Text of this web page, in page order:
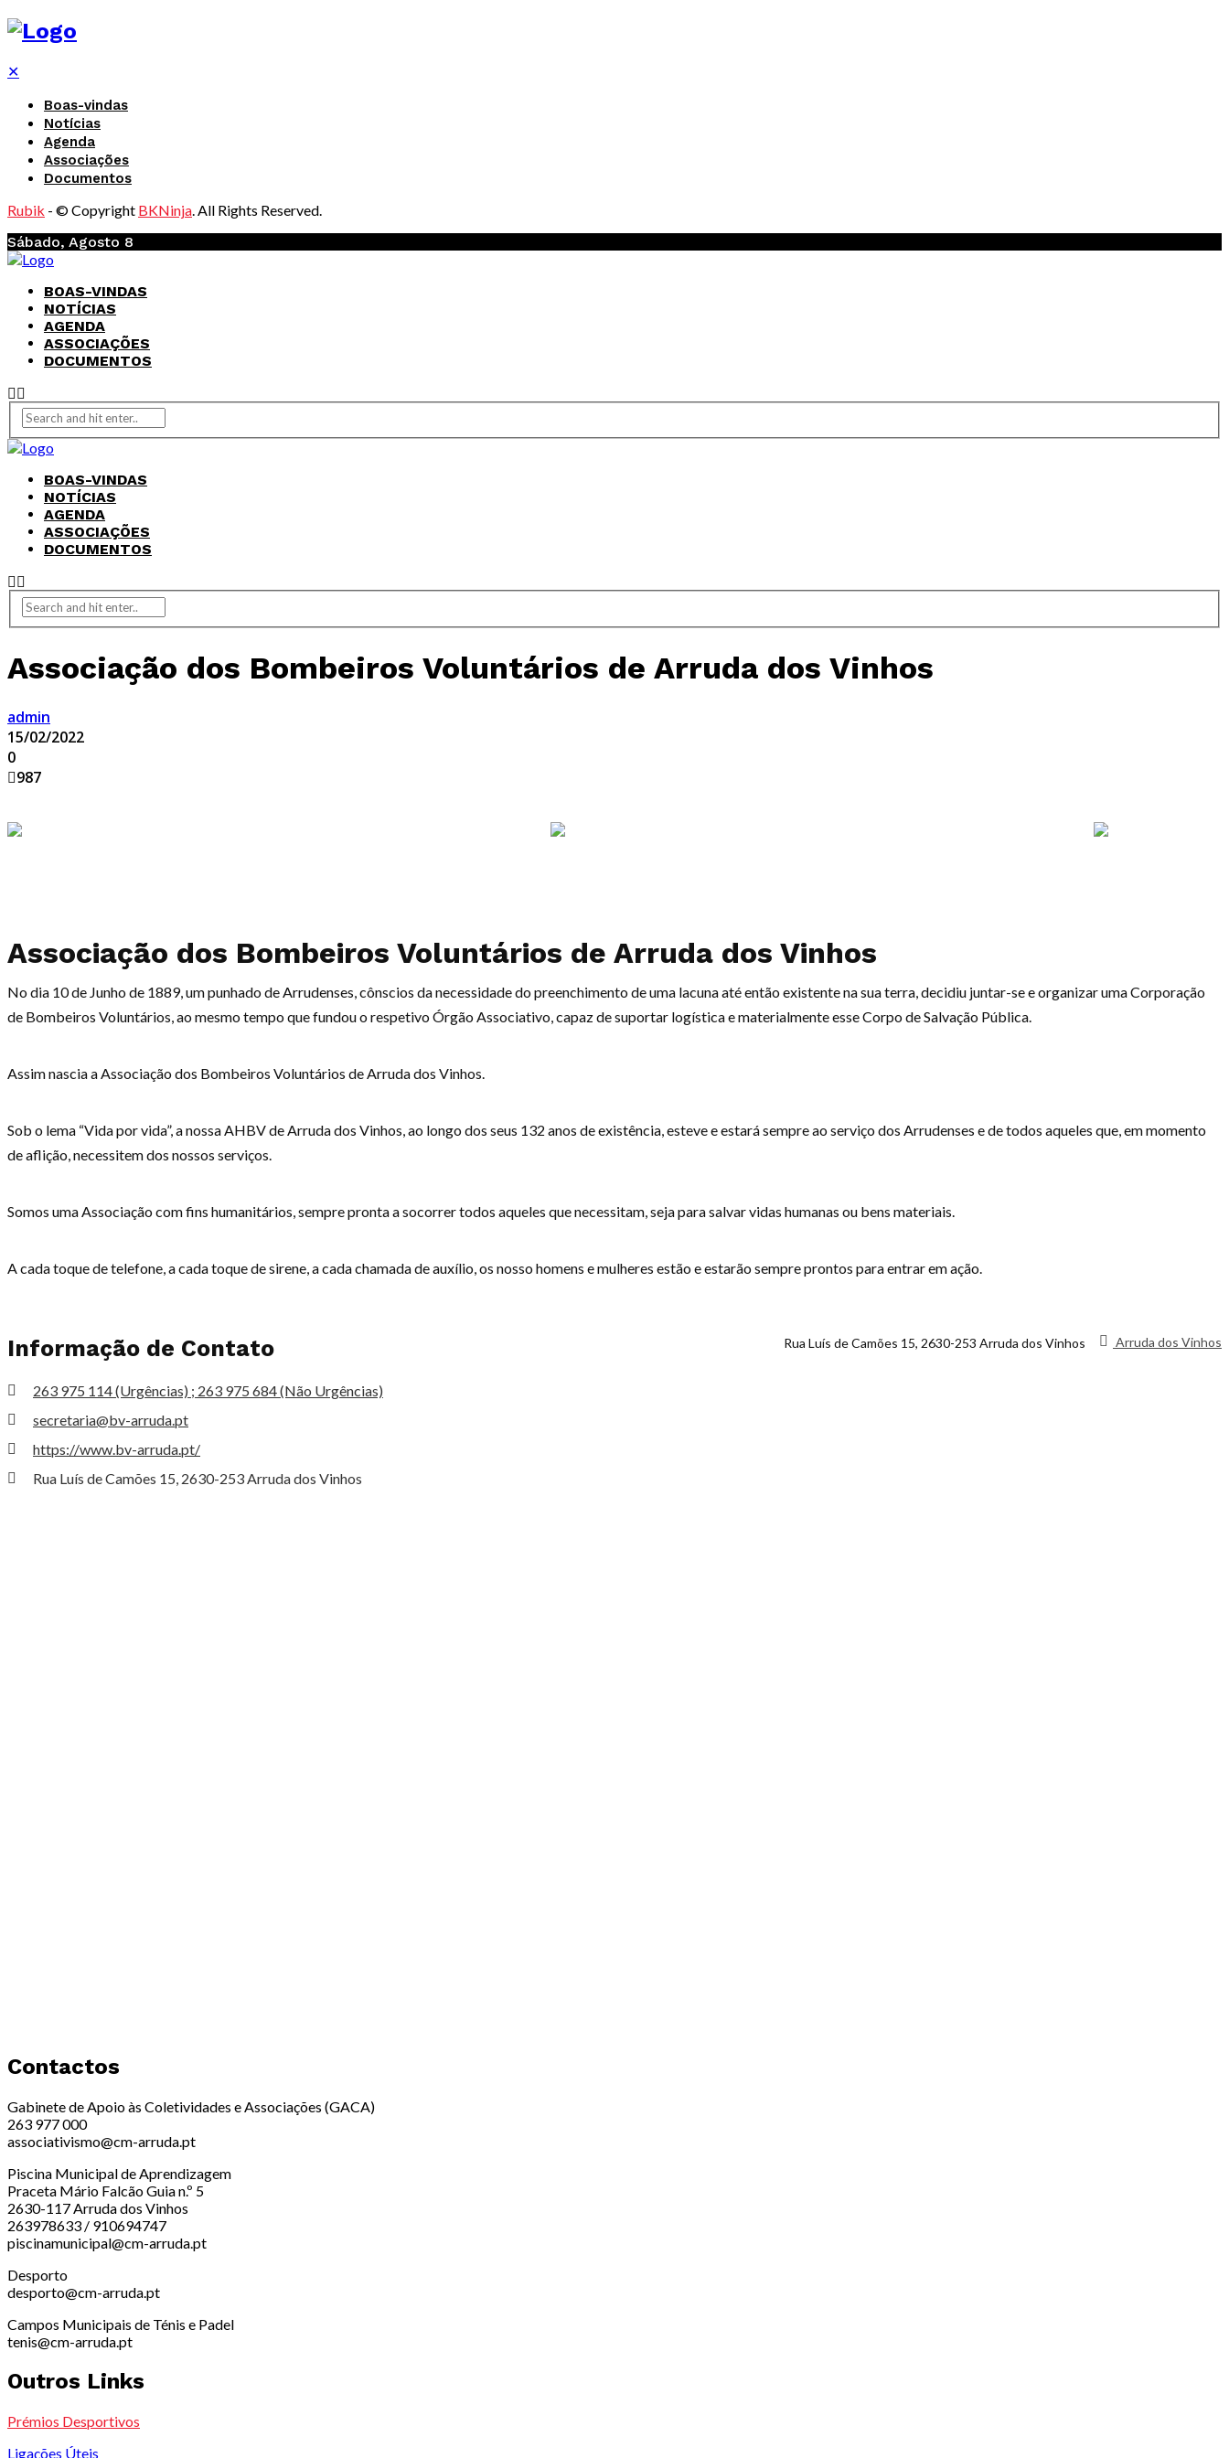
✕
Boas-vindas
Notícias
Agenda
Associações
Documentos
Rubik - © Copyright BKNinja. All Rights Reserved.
Sábado, Agosto 8
BOAS-VINDAS
NOTÍCIAS
AGENDA
ASSOCIAÇÕES
DOCUMENTOS
BOAS-VINDAS
NOTÍCIAS
AGENDA
ASSOCIAÇÕES
DOCUMENTOS
Associação dos Bombeiros Voluntários de Arruda dos Vinhos
admin
15/02/2022
0
987
Associação dos Bombeiros Voluntários de Arruda dos Vinhos
No dia 10 de Junho de 1889, um punhado de Arrudenses, cônscios da necessidade do preenchimento de uma lacuna até então existente na sua terra, decidiu juntar-se e organizar uma Corporação
de Bombeiros Voluntários, ao mesmo tempo que fundou o respetivo Órgão Associativo, capaz de suportar logística e materialmente esse Corpo de Salvação Pública.
Assim nascia a Associação dos Bombeiros Voluntários de Arruda dos Vinhos.
Sob o lema “Vida por vida”, a nossa AHBV de Arruda dos Vinhos, ao longo dos seus 132 anos de existência, esteve e estará sempre ao serviço dos Arrudenses e de todos aqueles que, em momento
de aflição, necessitem dos nossos serviços.
Somos uma Associação com fins humanitários, sempre pronta a socorrer todos aqueles que necessitam, seja para salvar vidas humanas ou bens materiais.
A cada toque de telefone, a cada toque de sirene, a cada chamada de auxílio, os nosso homens e mulheres estão e estarão sempre prontos para entrar em ação.
Informação de Contato
263 975 114 (Urgências) ; 263 975 684 (Não Urgências)
secretaria@bv-arruda.pt
https://www.bv-arruda.pt/
Rua Luís de Camões 15, 2630-253 Arruda dos Vinhos
Arruda dos Vinhos
Rua Luís de Camões 15, 2630-253 Arruda dos Vinhos
Contactos
Gabinete de Apoio às Coletividades e Associações (GACA)
263 977 000
associativismo@cm-arruda.pt
Piscina Municipal de Aprendizagem
Praceta Mário Falcão Guia n.º 5
2630-117 Arruda dos Vinhos
263978633 / 910694747
piscinamunicipal@cm-arruda.pt
Desporto
desporto@cm-arruda.pt
Campos Municipais de Ténis e Padel
tenis@cm-arruda.pt
Outros Links
Prémios Desportivos
Ligações Úteis